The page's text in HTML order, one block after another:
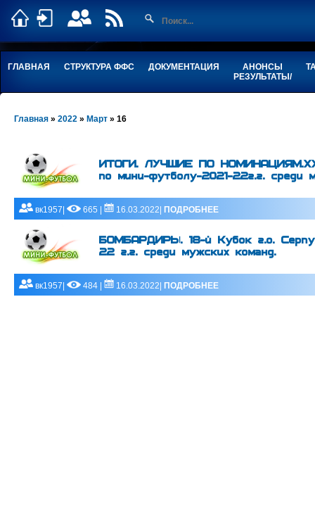
ГЛАВНАЯ СТРУКТУРА ФФС ДОКУМЕНТАЦИЯ
АНОНСЫ
РЕЗУЛЬТАТЫ/
Главная » 2022 » Март » 16
ИТОГИ. ЛУЧШИЕ ПО
по мини-футболу-2021-22г.г. среди
вк1957| 665 | 16.03.2022| ПОДРОБНЕЕ
БОМБАРДИРЫ. 18-й Кубок г.о.
22 г.г. среди мужских команд.
вк1957| 484 | 16.03.2022| ПОДРОБНЕЕ